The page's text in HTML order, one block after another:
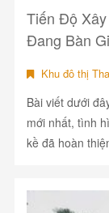
Tiến Độ
Đang Bàn
Khu đô thị
Bài viết dưới
mới nhất, tình
kề đã hoàn